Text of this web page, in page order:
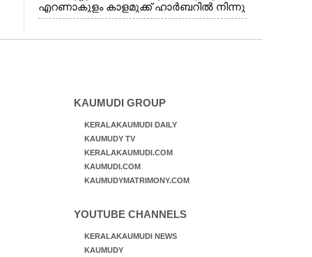
എറണാകുളം കാളമുക്ക് ഹാർബറിൽ നിന്നു
ള്ള കാഴ്ച
KAUMUDI GROUP
KERALAKAUMUDI DAILY
KAUMUDY TV
KERALAKAUMUDI.COM
KAUMUDI.COM
KAUMUDYMATRIMONY.COM
YOUTUBE CHANNELS
KERALAKAUMUDI NEWS
KAUMUDY